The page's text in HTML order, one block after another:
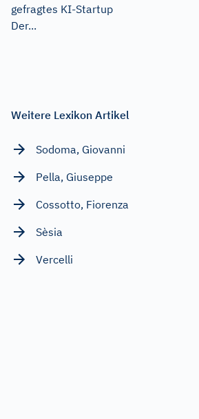
gefragtes KI-Startup
Der...
Weitere Lexikon Artikel
Sodoma, Giovanni
Pella, Giuseppe
Cossotto, Fiorenza
Sèsia
Vercelli